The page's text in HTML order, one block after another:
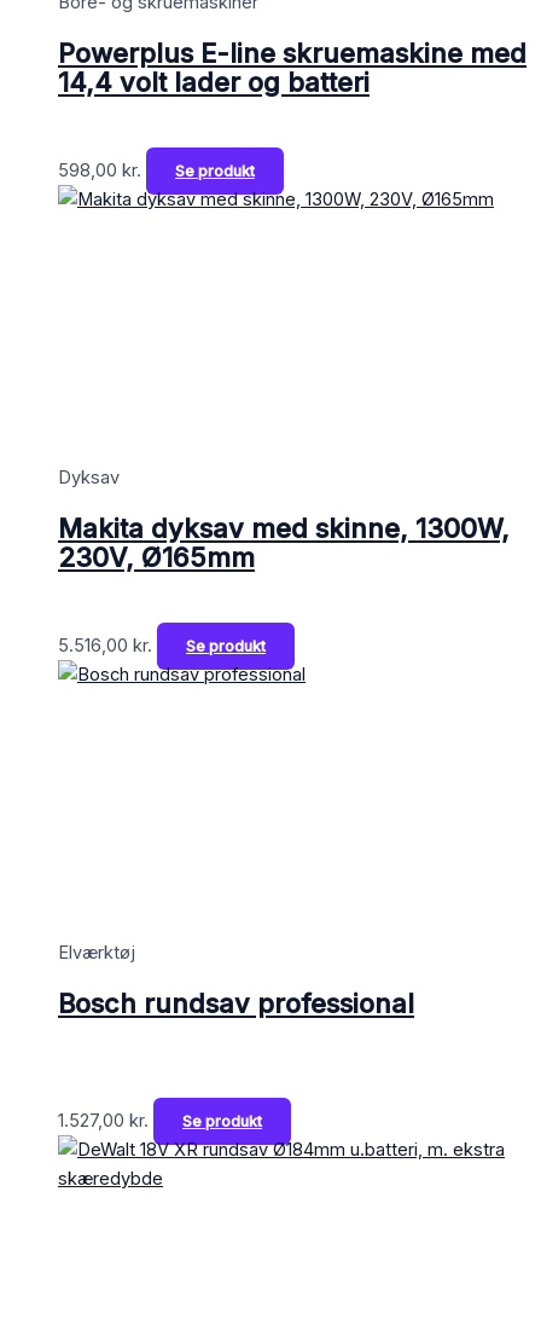
Powerplus E-line skruemaskine med
14,4 volt lader og batteri
598,00 kr. Se produkt
Dyksav
Makita dyksav med skinne, 1300W,
230V, Ø165mm
5.516,00 kr. Se produkt
Elværktøj
Bosch rundsav professional
1.527,00 kr. Se produkt